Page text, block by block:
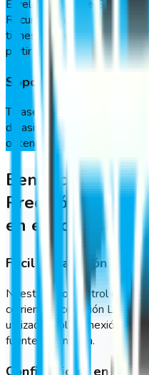
El reloj control de
Recursos Humanos y ERP
tienes información
partir de los datos de
Soporte permanente
Te asesoramos con todo lo
de asistencia y te
obtengas el máximo provecho.
Beneficios que
Precisión,
en el control de
Fácil instalación
Nuestro reloj control de
corriente y conexión LAN
utilizado. Solo conexión 3G
fuente de energía.
Confiabilidad en la